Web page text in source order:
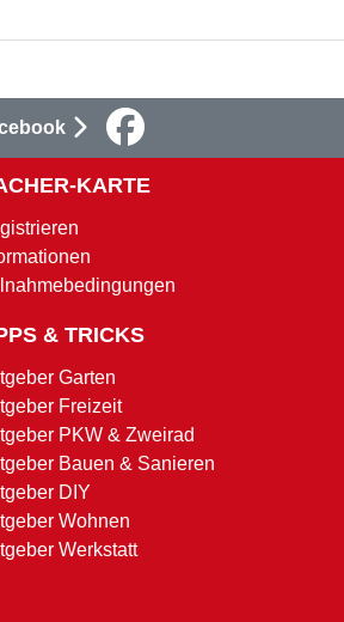
KARTE
& TRICKS
Garten
Freizeit
PKW & Zweirad
Bauen & Sanieren
DIY
Wohnen
Werkstatt